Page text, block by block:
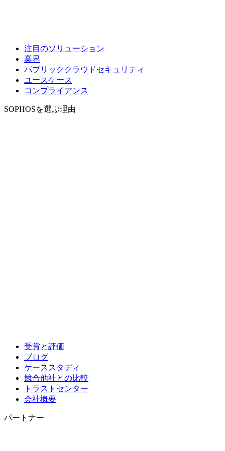
注目のソリューション
業界
パブリッククラウドセキュリティ
ユースケース
コンプライアンス
SOPHOSを選ぶ理由
受賞と評価
ブログ
ケーススタディ
競合他社との比較
トラストセンター
会社概要
パートナー